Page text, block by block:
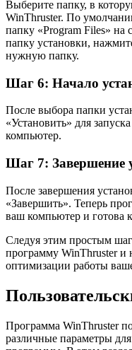
Выберите папку, в
WinThruster. По
папку «Program Files» на
папку установки,
нужную папку.
Шаг 6: Начало
После выбора папки
«Установить» для
компьютер.
Шаг 7: Завершение
После завершения
«Завершить». Теперь
ваш компьютер и готова
Следуя этим простым
программу WinThruster и
оптимизации работы
Программа WinThruster
различные параметры